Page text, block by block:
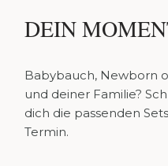
DEIN
Babybauch, Newborn
und deiner Familie?
dich die passenden
Termin.